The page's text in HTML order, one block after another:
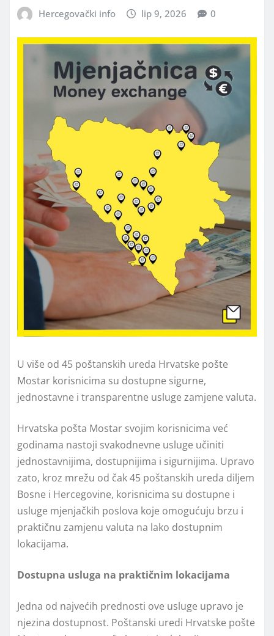
Hercegovački info lip 9, 2026 0
U više od 45 poštanskih ureda Hrvatske pošte
Mostar korisnicima su dostupne sigurne,
jednostavne i transparentne usluge zamjene valuta.
Hrvatska pošta Mostar svojim korisnicima već
godinama nastoji svakodnevne usluge učiniti
jednostavnijima, dostupnijima i sigurnijima. Upravo
zato, kroz mrežu od čak 45 poštanskih ureda diljem
Bosne i Hercegovine, korisnicima su dostupne i
usluge mjenjačkih poslova koje omogućuju brzu i
praktičnu zamjenu valuta na lako dostupnim
lokacijama.
Dostupna usluga na praktičnim lokacijama
Jedna od najvećih prednosti ove usluge upravo je
njezina dostupnost. Poštanski uredi Hrvatske pošte